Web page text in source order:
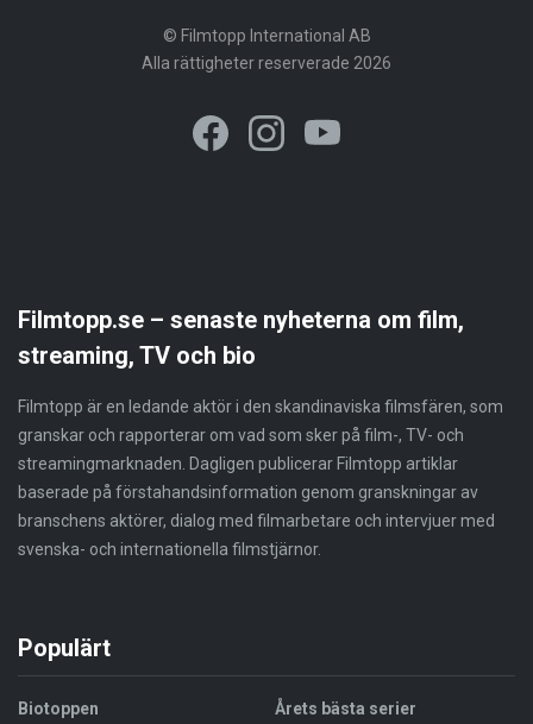
© Filmtopp International AB
Alla rättigheter reserverade 2026
Filmtopp.se – senaste nyheterna om film,
streaming, TV och bio
Filmtopp är en ledande aktör i den skandinaviska filmsfären, som
granskar och rapporterar om vad som sker på film-, TV- och
streamingmarknaden. Dagligen publicerar Filmtopp artiklar
baserade på förstahandsinformation genom granskningar av
branschens aktörer, dialog med filmarbetare och intervjuer med
svenska- och internationella filmstjärnor.
Populärt
Biotoppen Årets bästa serier